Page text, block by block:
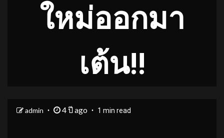
ใหม่ออกมา
เต้น!!
admin 4 ปี ago 1 min read